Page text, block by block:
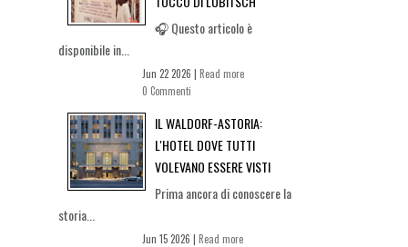
🎧 Questo articolo è
disponibile in...
Jun 22 2026 | Read more
0 Commenti
IL WALDORF-ASTORIA:
L'HOTEL DOVE TUTTI
VOLEVANO ESSERE VISTI
Prima ancora di conoscere la
storia...
Jun 15 2026 | Read more